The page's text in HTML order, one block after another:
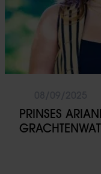
PRINSES